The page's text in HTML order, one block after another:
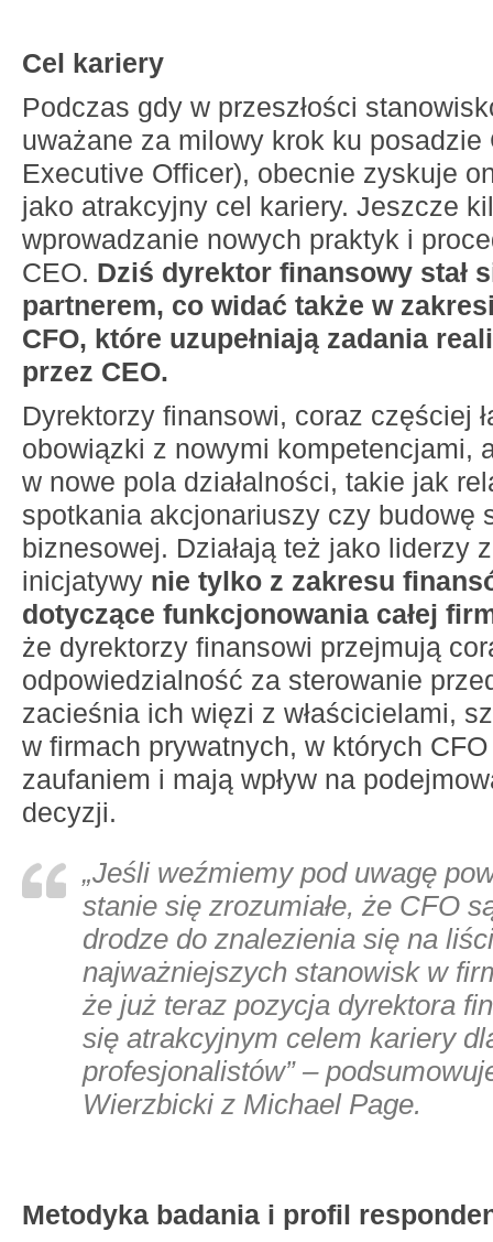
Cel kariery
Podczas gdy w przeszłości
uważane za milowy krok ku posadzie
Executive Officer), obecnie zyskuje
jako atrakcyjny cel kariery. Jeszcze
wprowadzanie nowych praktyk i
CEO. Dziś dyrektor finansowy stał
partnerem, co widać także w
CFO, które uzupełniają zadania
przez CEO.
Dyrektorzy finansowi, coraz częściej
obowiązki z nowymi kompetencjami,
w nowe pola działalności, takie jak
spotkania akcjonariuszy czy budowę
biznesowej. Działają też jako liderzy
inicjatywy nie tylko z zakresu
dotyczące funkcjonowania całej
że dyrektorzy finansowi przejmują
odpowiedzialność za sterowanie
zacieśnia ich więzi z właścicielami,
w firmach prywatnych, w których
zaufaniem i mają wpływ na
decyzji.
„Jeśli weźmiemy pod uwagę
stanie się zrozumiałe, że CFO
drodze do znalezienia się na
najważniejszych stanowisk w
że już teraz pozycja dyrektora
się atrakcyjnym celem kariery
profesjonalistów” –
Wierzbicki z Michael Page.
Metodyka badania i profil